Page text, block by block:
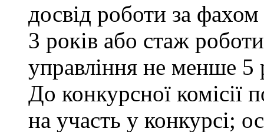
досвід роботи за
3 років або стаж
управління не менше 5
До конкурсної комісії
на участь у конкурсі;